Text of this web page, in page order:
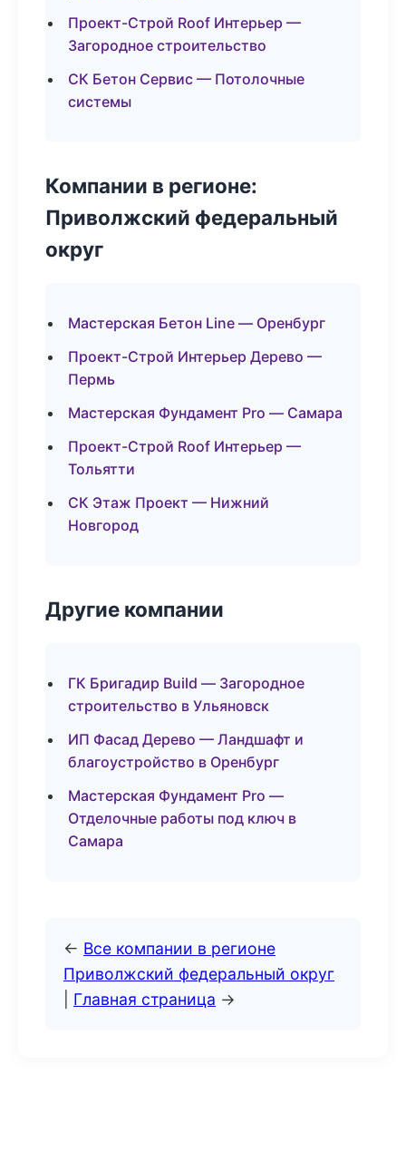
Проект-Строй Roof Интерьер —
Загородное строительство
СК Бетон Сервис — Потолочные
системы
Компании в регионе:
Приволжский федеральный
округ
Мастерская Бетон Line — Оренбург
Проект-Строй Интерьер Дерево —
Пермь
Мастерская Фундамент Pro — Самара
Проект-Строй Roof Интерьер —
Тольятти
СК Этаж Проект — Нижний
Новгород
Другие компании
ГК Бригадир Build — Загородное
строительство в Ульяновск
ИП Фасад Дерево — Ландшафт и
благоустройство в Оренбург
Мастерская Фундамент Pro —
Отделочные работы под ключ в
Самара
← Все компании в регионе
Приволжский федеральный округ
Главная страница →